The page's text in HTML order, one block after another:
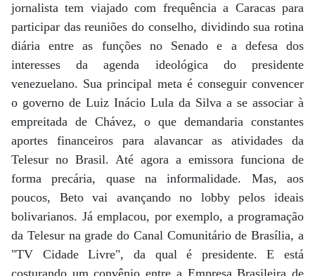
jornalista tem viajado com frequência a Caracas para
participar das reuniões do conselho, dividindo sua rotina
diária entre as funções no Senado e a defesa dos
interesses da agenda ideológica do presidente
venezuelano. Sua principal meta é conseguir convencer
o governo de Luiz Inácio Lula da Silva a se associar à
empreitada de Chávez, o que demandaria constantes
aportes financeiros para alavancar as atividades da
Telesur no Brasil. Até agora a emissora funciona de
forma precária, quase na informalidade. Mas, aos
poucos, Beto vai avançando no lobby pelos ideais
bolivarianos. Já emplacou, por exemplo, a programação
da Telesur na grade do Canal Comunitário de Brasília, a
"TV Cidade Livre", da qual é presidente. E está